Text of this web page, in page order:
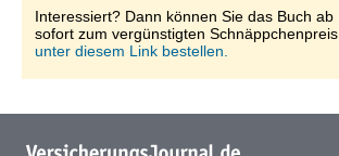
Interessiert? Dann können Sie das Buch ab
sofort zum vergünstigten Schnäppchenpreis
unter diesem Link bestellen.